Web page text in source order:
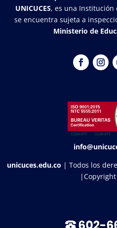
UNICUCES, es una Institución
se encuentra sujeta a
Ministerio de
unicuces.edu.co | Todos los